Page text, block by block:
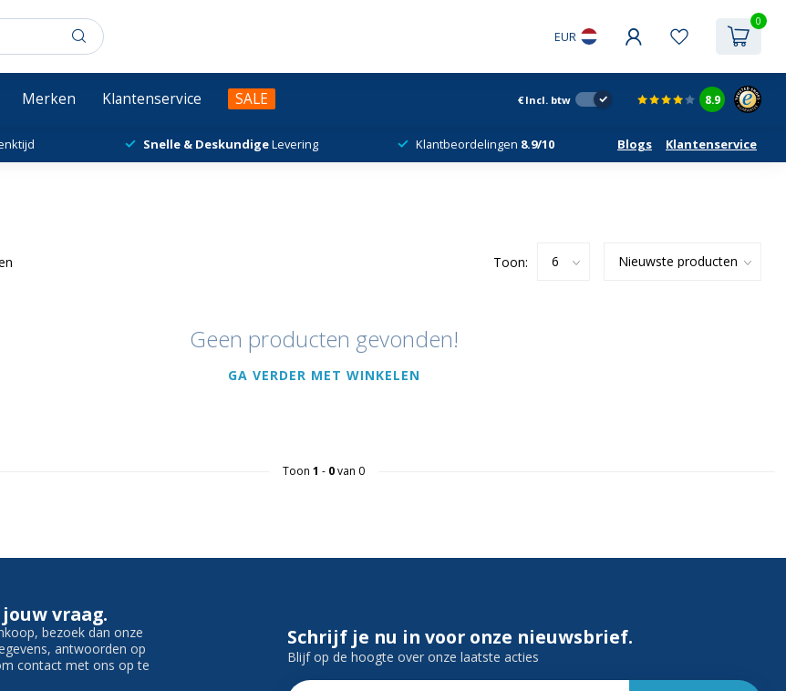
EUR
0
Merken Klantenservice SALE € Incl. btw 8.9
Snelle & DeskundigeLevering Klantbeordelingen 8.9/10 Blogs Klantenservice
Toon:
Geen producten gevonden!
GA VERDER MET WINKELEN
Toon 1 - 0van 0
vraag.
bezoek dan onze
antwoorden op
contact met ons op te
Schrijf je nu in voor onze nieuwsbrief.
Blijf op de hoogte over onze laatste acties